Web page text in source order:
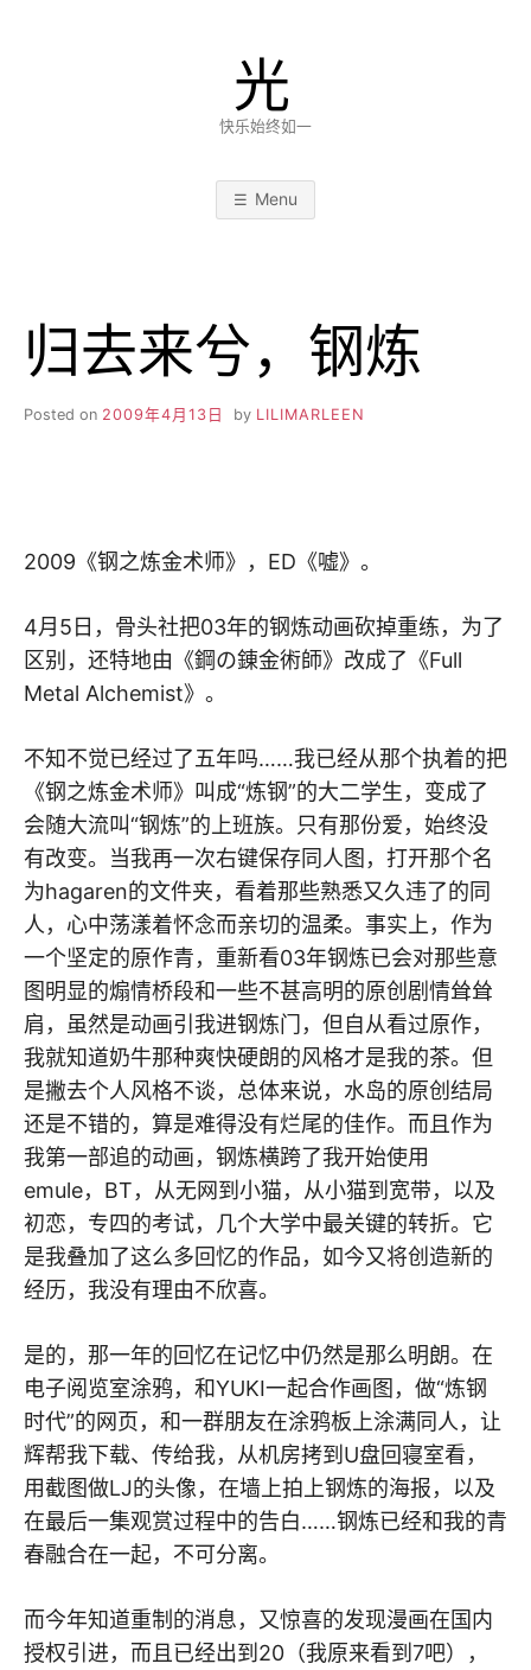
光
快乐始终如一
Menu
归去来兮，钢炼
Posted on 2009年4月13日 by LILIMARLEEN
2009《钢之炼金术师》，ED《嘘》。
4月5日，骨头社把03年的钢炼动画砍掉重练，为了
区别，还特地由《鋼の錬金術師》改成了《Full
Metal Alchemist》。
不知不觉已经过了五年吗……我已经从那个执着的把
《钢之炼金术师》叫成“炼钢”的大二学生，变成了
会随大流叫“钢炼”的上班族。只有那份爱，始终没
有改变。当我再一次右键保存同人图，打开那个名
为hagaren的文件夹，看着那些熟悉又久违了的同
人，心中荡漾着怀念而亲切的温柔。事实上，作为
一个坚定的原作青，重新看03年钢炼已会对那些意
图明显的煽情桥段和一些不甚高明的原创剧情耸耸
肩，虽然是动画引我进钢炼门，但自从看过原作，
我就知道奶牛那种爽快硬朗的风格才是我的茶。但
是撇去个人风格不谈，总体来说，水岛的原创结局
还是不错的，算是难得没有烂尾的佳作。而且作为
我第一部追的动画，钢炼横跨了我开始使用
emule，BT，从无网到小猫，从小猫到宽带，以及
初恋，专四的考试，几个大学中最关键的转折。它
是我叠加了这么多回忆的作品，如今又将创造新的
经历，我没有理由不欣喜。
是的，那一年的回忆在记忆中仍然是那么明朗。在
电子阅览室涂鸦，和YUKI一起合作画图，做“炼钢
时代”的网页，和一群朋友在涂鸦板上涂满同人，让
辉帮我下载、传给我，从机房拷到U盘回寝室看，
用截图做LJ的头像，在墙上拍上钢炼的海报，以及
在最后一集观赏过程中的告白……钢炼已经和我的青
春融合在一起，不可分离。
而今年知道重制的消息，又惊喜的发现漫画在国内
授权引进，而且已经出到20（我原来看到7吧），